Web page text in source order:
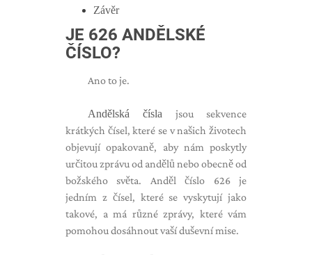
Závěr
JE 626 ANDĚLSKÉ
ČÍSLO?
Ano to je.
Andělská čísla jsou sekvence
krátkých čísel, které se v našich životech
objevují opakovaně, aby nám poskytly
určitou zprávu od andělů nebo obecně od
božského světa. Anděl číslo 626 je
jedním z čísel, které se vyskytují jako
takové, a má různé zprávy, které vám
pomohou dosáhnout vaší duševní mise.